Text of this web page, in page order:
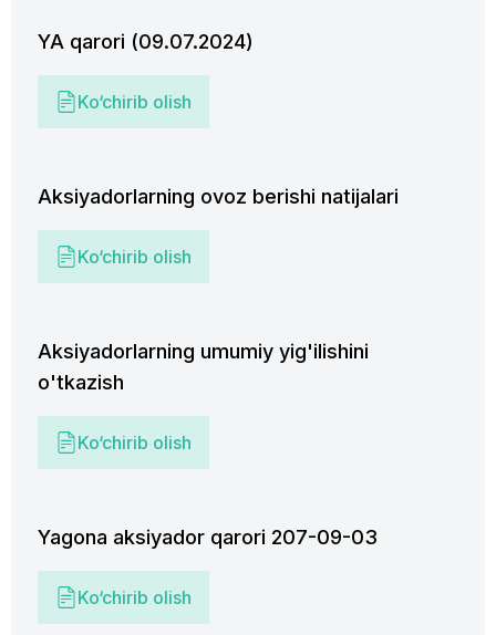
YA qarori (09.07.2024)
Ko‘chirib olish
Aksiyadorlarning ovoz berishi natijalari
Ko‘chirib olish
Aksiyadorlarning umumiy yig'ilishini
o'tkazish
Ko‘chirib olish
Yagona aksiyador qarori 207-09-03
Ko‘chirib olish